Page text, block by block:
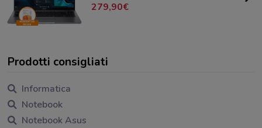
279,90
Prodotti consigliati
Informatica
Notebook
Notebook Asus